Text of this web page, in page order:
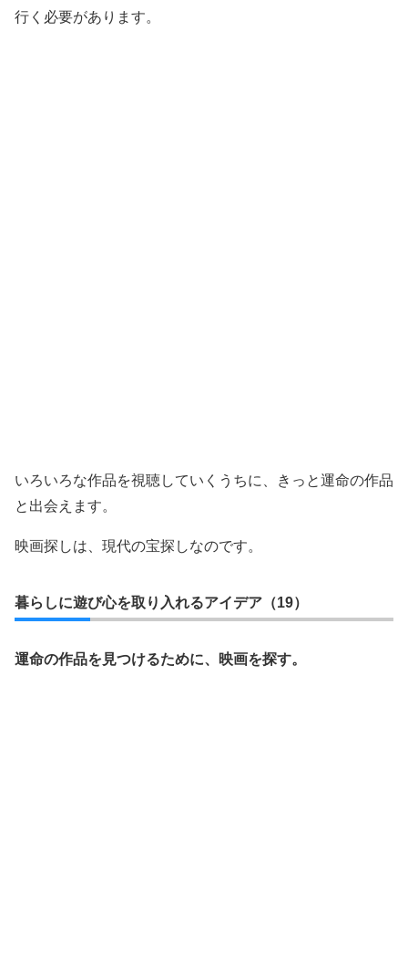
行く必要があります。
いろいろな作品を視聴していくうちに、きっと運命の作品
と出会えます。
映画探しは、現代の宝探しなのです。
暮らしに遊び心を取り入れるアイデア（19）
運命の作品を見つけるために、映画を探す。